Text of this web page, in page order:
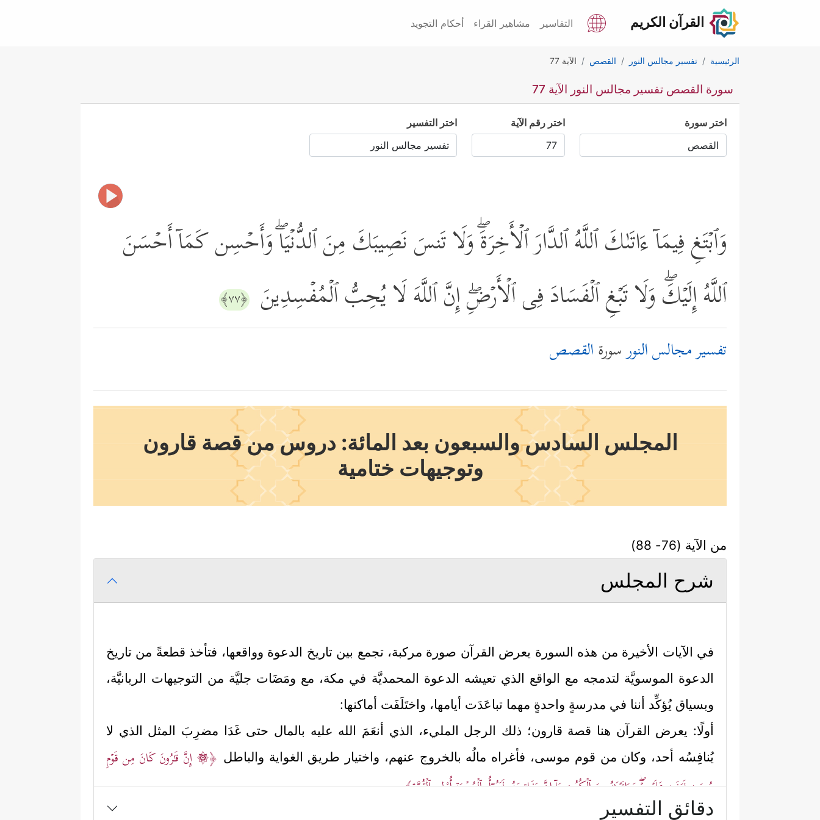
القرآن الكريم التفاسير مشاهير القراء أحكام التجويد
الرئيسية تفسير مجالس النور القصص الآية 77
سورة القصص تفسير مجالس النور الآية 77
اختر سورة اختر رقم الآية اختر التفسير
وَٱبۡتَغِ فِیمَاۤ ءَاتَىٰكَ ٱللَّهُ ٱلدَّارَ ٱلۡأَخِرَةَۖ وَلَا تَنسَ نَصِیبَكَ مِنَ ٱلدُّنۡیَاۖ وَأَحۡسِن كَمَاۤ أَحۡسَنَ
ٱللَّهُ إِلَیۡكَۖ وَلَا تَبۡغِ ٱلۡفَسَادَ فِی ٱلۡأَرۡضِۖ إِنَّ ٱللَّهَ لَا یُحِبُّ ٱلۡمُفۡسِدِینَ ﴿٧٧﴾
تفسير مجالس النورسورةالقصص
المجلس السادس والسبعون بعد المائة: دروس من قصة قارون
وتوجيهات ختامية
من الآية (76- 88)
شرح المجلس
في الآيات الأخيرة من هذه السورة يعرض القرآن صورة مركبة، تجمع بين تاريخ الدعوة وواقعها، فتأخذ قطعةً من تاريخ
الدعوة الموسويَّة لتدمجه مع الواقع الذي تعيشه الدعوة المحمديَّة في مكة، مع ومَضَات جليَّة من التوجيهات الربانيَّة،
وبسياق يُؤكِّد أننا في مدرسةٍ واحدةٍ مهما تباعَدَت أيامها، واختَلَفَت أماكنها:
أولًا: يعرض القرآن هنا قصة قارون؛ ذلك الرجل المليء، الذي أنعَمَ الله عليه بالمال حتى غَدَا مضرِبَ المثل الذي لا
يُنافِسُه أحد، وكان من قوم موسى، فأغراه مالُه بالخروج عنهم، واختيار طريق الغواية والباطل ﴿۞ إِنَّ قَـٰرُونَ كَانَ مِن قَوۡمِ
مُوسَىٰ فَبَغَىٰ عَلَیۡهِمۡۖ وَءَاتَیۡنَـٰهُ مِنَ ٱلۡكُنُوزِ مَاۤ إِنَّ مَفَاتِحَهُۥ لَتَنُوۤأُ بِٱلۡعُصۡبَةِ أُوْلِی ٱلۡقُوَّةِ﴾.
ثانيًا: يذكر القرآن أن قومه كانوا يدعونه إلى الخير، ويُحاولون نُصحَه وإنقاذه من هاوية الضلال التي أوقع نفسه فيها
دقائق التفسير